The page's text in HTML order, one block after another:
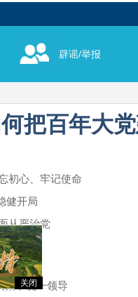
辟谣/举报
把百年大
初心、牢记使命
健开局
从严治党
集中统一领导
关闭